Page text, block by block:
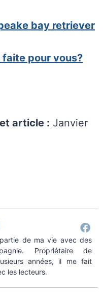
bay retriever
pour vous?
article : Janvier
de ma vie avec des
Propriétaire de
années, il me fait
les lecteurs.